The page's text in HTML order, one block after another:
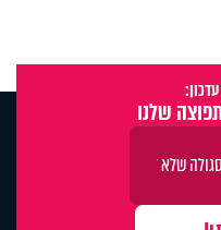
שלנו